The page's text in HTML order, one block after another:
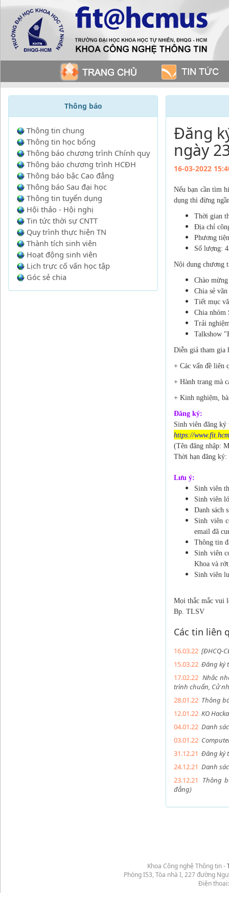
Thông báo
Thông tin chung
Thông tin học bổng
Thông báo chương trình Chính quy
Thông báo chương trình HCĐH
Thông báo bậc Cao đẳng
Thông báo Sau đại học
Thông tin tuyển dụng
Hội thảo - Hội nghị
Tin tức thời sự CNTT
Quy trình thực hiện TN
Thành tích sinh viên
Hoạt động sinh viên
Lịch trực cố vấn học tập
Góc sẻ chia
Đăng
ngày
16-03-2022
Nếu bạn cần tìm
dụng thì đừng
Thời gian
Địa chỉ
Phương
Số lượng:
Nội dung chương
Chào
Chia sẻ
Tiết mục
Chia nhóm
Trải
Talkshow
Diễn giả tham gia
+ Các vấn đề liên
+ Hành trang mà
+ Kinh nghiệm,
Đăng ký:
Sinh viên đăng
https://
(Tên đăng nhập:
Thời hạn đăng ký:
Lưu ý:
Sinh viên
Sinh viên
Danh sách
Sinh viên
email đã
Thông tin
Sinh viên
Khoa và
Sinh viên
Mọi thắc mắc vui
Bp. TLSV
Các tin liên
16.03.22 [ĐHCQ-
15.03.22 Đăng ký
17.02.22 Nhắc
trình chuẩn, Cử
28.01.22 Thông
12.01.22 KO
04.01.22 Danh
03.01.22
31.12.21 Đăng ký
24.12.21 Danh
23.12.21
Thông
đẳng)
Khoa Công nghệ Thông tin -
Phòng I53, Tòa nhà I, 227 đường
Điện